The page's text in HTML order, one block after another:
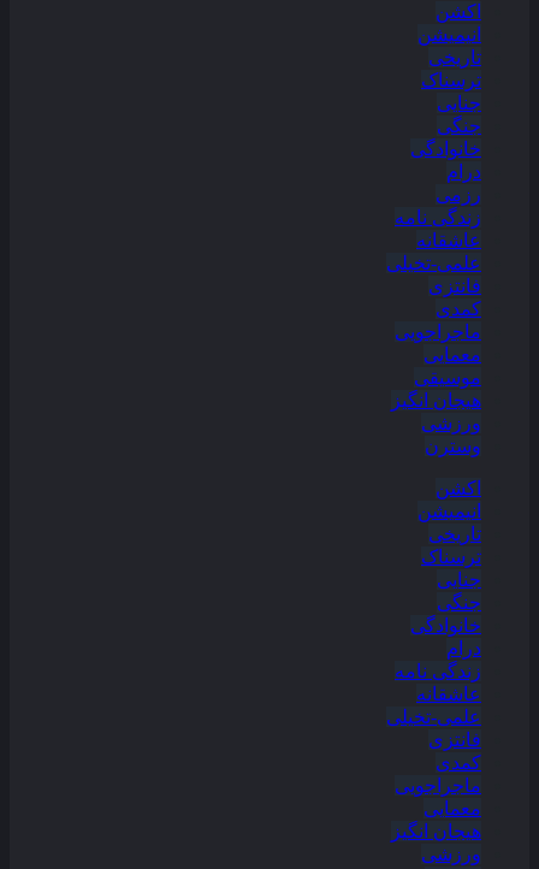
اکشن
انیمیشن
تاریخی
ترسناک
جنایی
جنگی
خانوادگی
درام
رزمی
زندگی نامه
عاشقانه
علمی-تخیلی
فانتزی
کمدی
ماجراجویی
معمایی
موسیقی
هیجان انگیز
ورزشی
وسترن
اکشن
انیمیشن
تاریخی
ترسناک
جنایی
جنگی
خانوادگی
درام
زندگی نامه
عاشقانه
علمی-تخیلی
فانتزی
کمدی
ماجراجویی
معمایی
هیجان انگیز
ورزشی